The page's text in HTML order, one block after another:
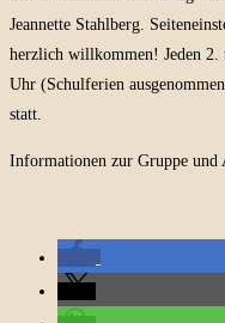
Jeannette Stahlberg.
herzlich willkommen! Jeden
Uhr (Schulferien
statt.
Informationen zur Gruppe und